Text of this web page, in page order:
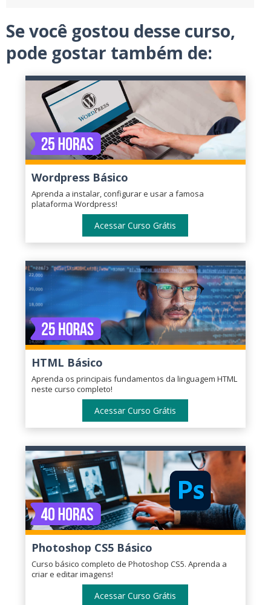
Se você gostou desse curso,
pode gostar também de:
Wordpress Básico
Aprenda a instalar, configurar e usar a famosa
plataforma Wordpress!
Acessar Curso Grátis
HTML Básico
Aprenda os principais fundamentos da linguagem HTML
neste curso completo!
Acessar Curso Grátis
Photoshop CS5 Básico
Curso básico completo de Photoshop CS5. Aprenda a
criar e editar imagens!
Acessar Curso Grátis